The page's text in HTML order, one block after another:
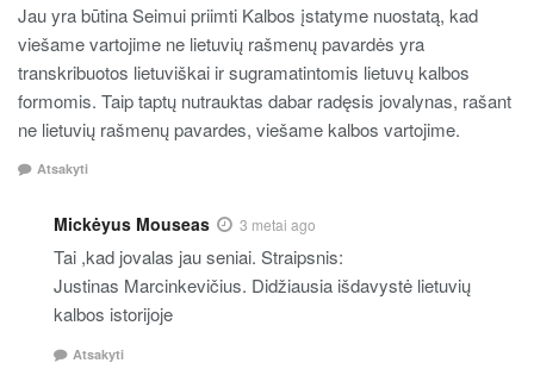
Jau yra būtina Seimui priimti Kalbos įstatyme nuostatą, kad
viešame vartojime ne lietuvių rašmenų pavardės yra
transkribuotos lietuviškai ir sugramatintomis lietuvų kalbos
formomis. Taip taptų nutrauktas dabar radęsis jovalynas, rašant
ne lietuvių rašmenų pavardes, viešame kalbos vartojime.
Atsakyti
Mickėyus Mouseas 3 metai ago
Tai ,kad jovalas jau seniai. Straipsnis:
Justinas Marcinkevičius. Didžiausia išdavystė lietuvių
kalbos istorijoje
Atsakyti